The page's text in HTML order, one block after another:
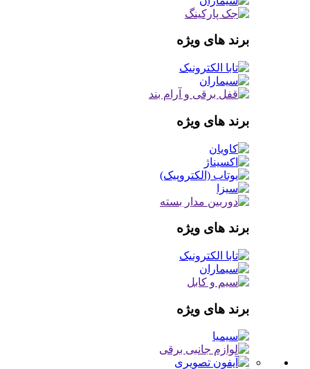
برند های ویژه
برند های ویژه
برند های ویژه
برند های ویژه